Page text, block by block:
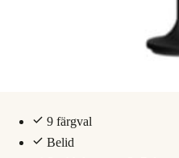
9 färgval
Belid